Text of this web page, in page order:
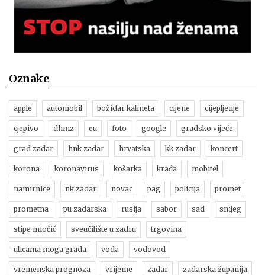
Oznake
apple automobil božidar kalmeta cijene cijepljenje
cjepivo dhmz eu foto google gradsko vijeće
grad zadar hnk zadar hrvatska kk zadar koncert
korona koronavirus košarka krađa mobitel
namirnice nk zadar novac pag policija promet
prometna pu zadarska rusija sabor sad snijeg
stipe miočić sveučilište u zadru trgovina
ulicama moga grada voda vodovod
vremenska prognoza vrijeme zadar zadarska županija